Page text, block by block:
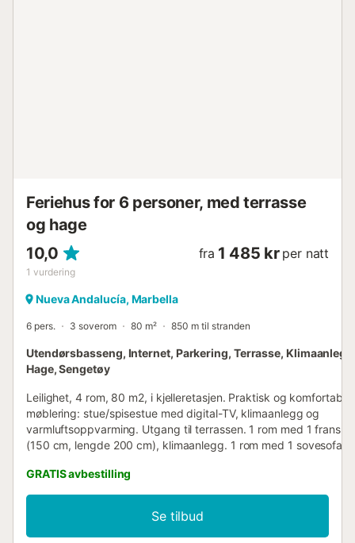
Feriehus for 6 personer, med terrasse
og hage
10,0
1 vurdering
fra 1 485 kr per natt
Nueva Andalucía, Marbella
6 pers. 3 soverom 80 m² 850 m til stranden
Utendørsbasseng, Internet, Parkering, Terrasse,
Hage, Sengetøy
Leilighet, 4 rom, 80 m2, i kjelleretasjen. Praktisk og komfortabel
møblering: stue/spisestue med digital-TV, klimaanlegg og
varmluftsoppvarming. Utgang til terrassen. 1 rom med 1 fransk
(150 cm, lengde 200 cm), klimaanlegg. 1 rom med 1 sovesofa
cm). Kjøkken (oppvaskmaskin, 4 induksjonstopp, brødrister,
mikrobølgeovn, fryser). 2 bad/bidé/WC. Terrasse.
Utsikt mot svømmebasseng og hage. Fasiliteter: vaskemaskin,
strykejern, barnestol, barneseng, hårføner. Internett (WiFi,
Vennligst merk: Passer for familier. Kun for røykfrie gjester.
GRATIS avbestilling
Se tilbud